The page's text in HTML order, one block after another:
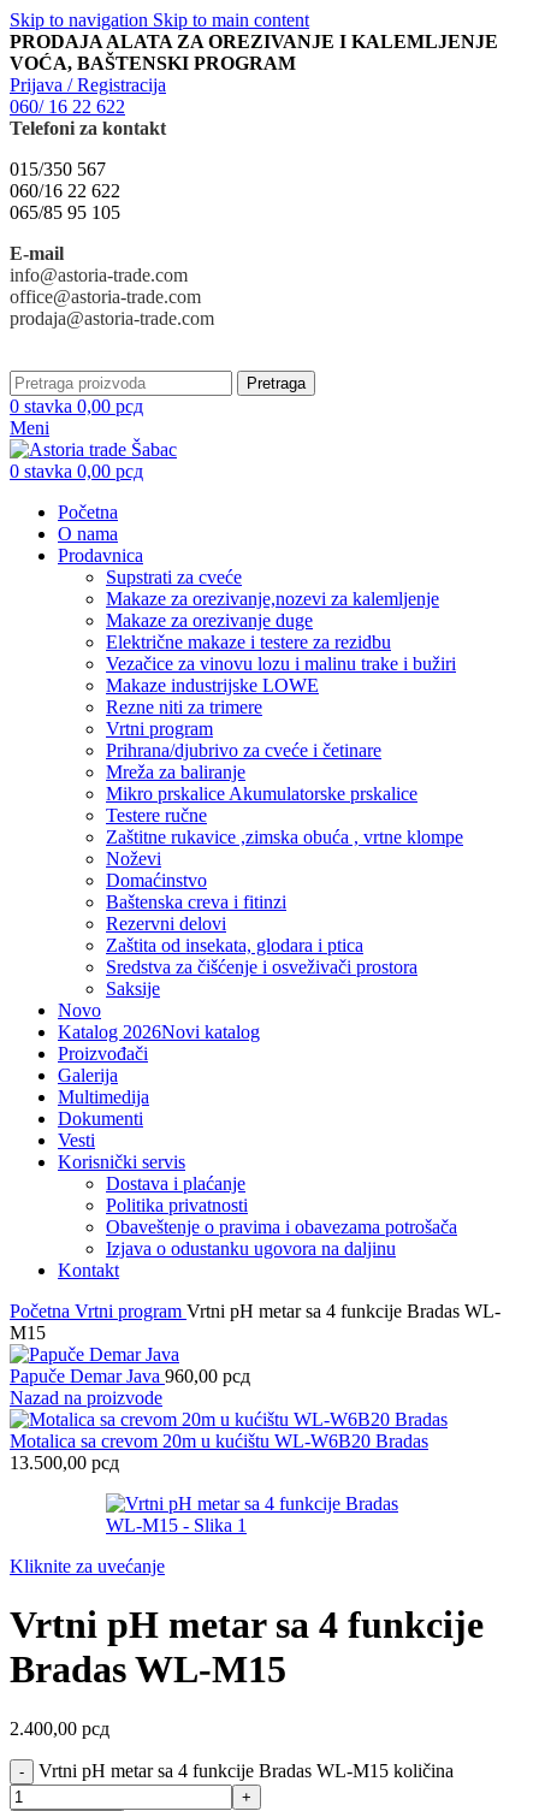
Skip to navigation Skip to main content
PRODAJA ALATA ZA OREZIVANJE I KALEMLJENJE
VOĆA, BAŠTENSKI PROGRAM
Prijava / Registracija
060/ 16 22 622
Telefoni za kontakt
015/350 567
060/16 22 622
065/85 95 105
E-mail
info@astoria-trade.com
office@astoria-trade.com
prodaja@astoria-trade.com
Pretraga
0 stavka 0,00 рсд
Meni
0 stavka 0,00 рсд
Početna
O nama
Prodavnica
Supstrati za cveće
Makaze za orezivanje,nozevi za kalemljenje
Makaze za orezivanje duge
Električne makaze i testere za rezidbu
Vezačice za vinovu lozu i malinu trake i bužiri
Makaze industrijske LOWE
Rezne niti za trimere
Vrtni program
Prihrana/djubrivo za cveće i četinare
Mreža za baliranje
Mikro prskalice Akumulatorske prskalice
Testere ručne
Zaštitne rukavice ,zimska obuća , vrtne klompe
Noževi
Domaćinstvo
Baštenska creva i fitinzi
Rezervni delovi
Zaštita od insekata, glodara i ptica
Sredstva za čišćenje i osveživači prostora
Saksije
Novo
Katalog 2026Novi katalog
Proizvođači
Galerija
Multimedija
Dokumenti
Vesti
Korisnički servis
Dostava i plaćanje
Politika privatnosti
Obaveštenje o pravima i obavezama potrošača
Izjava o odustanku ugovora na daljinu
Kontakt
Početna Vrtni program Vrtni pH metar sa 4 funkcije Bradas WL-
M15
Papuče Demar Java 960,00 рсд
Nazad na proizvode
Motalica sa crevom 20m u kućištu WL-W6B20 Bradas
13.500,00 рсд
Kliknite za uvećanje
Vrtni pH metar sa 4 funkcije
Bradas WL-M15
2.400,00 рсд
Vrtni pH metar sa 4 funkcije Bradas WL-M15 količina